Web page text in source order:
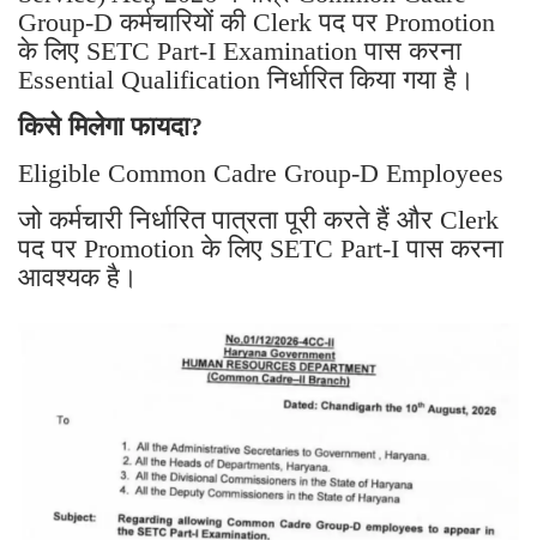
Group-D कर्मचारियों की Clerk पद पर Promotion
के लिए SETC Part-I Examination पास करना
Essential Qualification निर्धारित किया गया है।
किसे मिलेगा फायदा?
Eligible Common Cadre Group-D Employees
जो कर्मचारी निर्धारित पात्रता पूरी करते हैं और Clerk
पद पर Promotion के लिए SETC Part-I पास करना
आवश्यक है।